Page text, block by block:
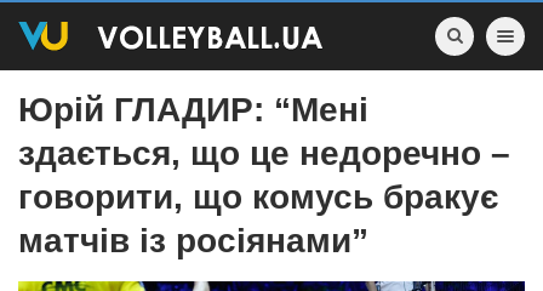
Toggle
Юрій ГЛАДИР: “Мені
здається, що це недоречно –
говорити, що комусь бракує
матчів із росіянами”